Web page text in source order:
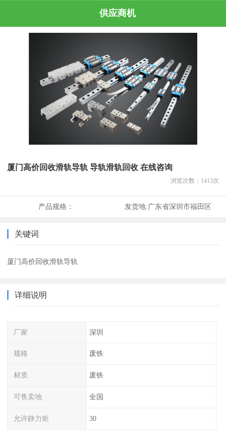
供应商机
厦门高价回收滑轨导轨 导轨滑轨回收 在线咨询
浏览次数： 1413次
产品规格： 发货地:广东省深圳市福田区
关键词
厦门高价回收滑轨导轨
详细说明
厂家 深圳
规格 废铁
材质 废铁
可售卖地 全国
允许静力矩 30